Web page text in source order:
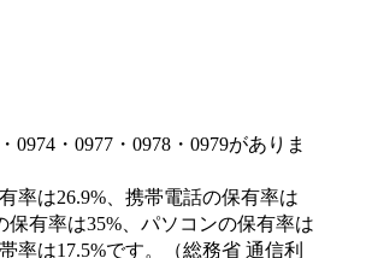
・0977・0978・0979がありま
率は26.9%、携帯電話の保有率は
有率は35%、パソコンの保有率は
率は17.5%です。（総務省 通信利